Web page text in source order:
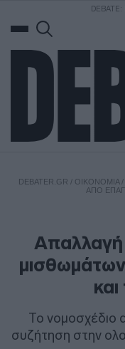
DEBATE:
DEBATER.GR / ΟΙΚΟΝΟΜΙΑ/
ΑΠΌ
Το νομοσχέδιο
συζήτηση στην